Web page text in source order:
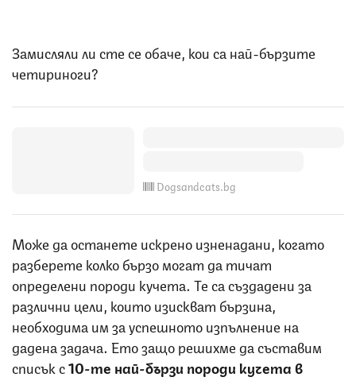
Замисляли ли сте се обаче, кои са най-бързите
четириноги?
Dogsandcats.bg
Може да останете искрено изненадани, когато
разберете колко бързо могат да тичат
определени породи кучета. Те са създадени за
различни цели, които изискват бързина,
необходима им за успешното изпълнение на
дадена задача. Ето защо решихме да съставим
списък с10-те най-бързи породи кучета в